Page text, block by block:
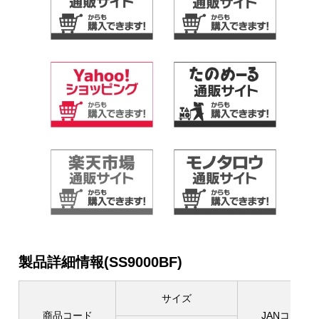
製品詳細情報(SS9000BF)
商品コード
サイズ
JANコード